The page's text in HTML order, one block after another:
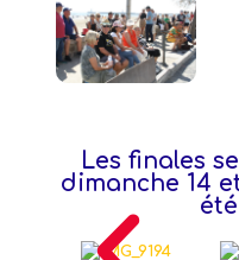
Les finales
dimanche 14